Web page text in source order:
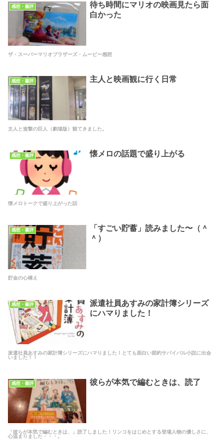
感想・書評
待ち時間にマリオの映画見たら面
白かった
ザ・スーパーマリオブラザーズ・ムービー感想
感想・書評 主人と映画観に行く日常
主人と進撃の巨人（劇場版）観てきました。
感想・書評 懐メロの話題で盛り上がる
懐メロトークで盛り上がった話
感想・書評
「すごい貯蓄」読みました〜（＾
＾）
貯金の心構え
感想・書評
派遣社員あすみの家計簿シリーズ
にハマりました！
派遣社員あすみの家計簿シリーズにハマりました！とても面白い節約サバイバル小説に出会
いました！！
感想・書評 彼らが本気で編むときは、読了
「彼らが本気で編むときは、」読了しました！リンコをはじめとする登場人物の優しさに、
心温まりました・・・。